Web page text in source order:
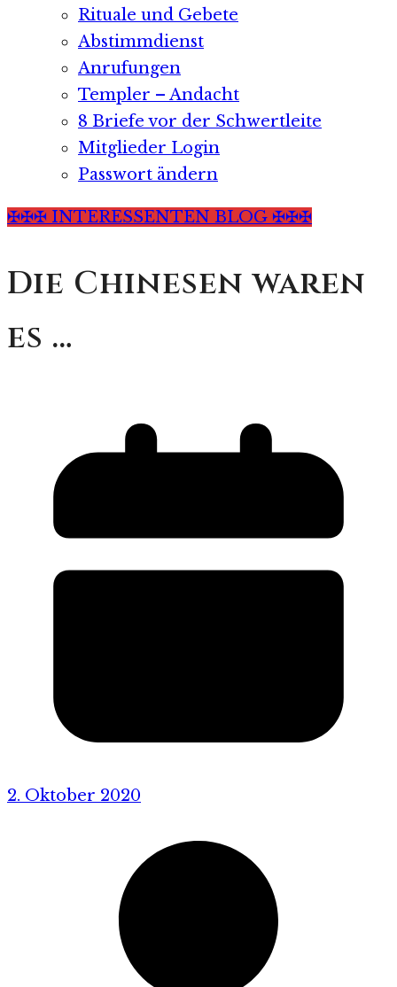
Rituale und Gebete
Abstimmdienst
Anrufungen
Templer – Andacht
8 Briefe vor der Schwertleite
Mitglieder Login
Passwort ändern
✠✠✠ INTERESSENTEN BLOG ✠✠✠
Die Chinesen waren
es …
2. Oktober 2020